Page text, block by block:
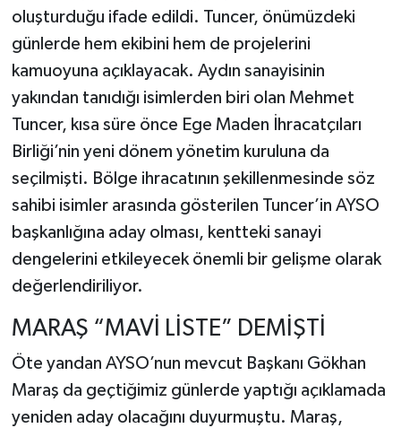
oluşturduğu ifade edildi. Tuncer, önümüzdeki
günlerde hem ekibini hem de projelerini
kamuoyuna açıklayacak. Aydın sanayisinin
yakından tanıdığı isimlerden biri olan Mehmet
Tuncer, kısa süre önce Ege Maden İhracatçıları
Birliği’nin yeni dönem yönetim kuruluna da
seçilmişti. Bölge ihracatının şekillenmesinde söz
sahibi isimler arasında gösterilen Tuncer’in AYSO
başkanlığına aday olması, kentteki sanayi
dengelerini etkileyecek önemli bir gelişme olarak
değerlendiriliyor.
MARAŞ “MAVİ LİSTE” DEMİŞTİ
Öte yandan AYSO’nun mevcut Başkanı Gökhan
Maraş da geçtiğimiz günlerde yaptığı açıklamada
yeniden aday olacağını duyurmuştu. Maraş,